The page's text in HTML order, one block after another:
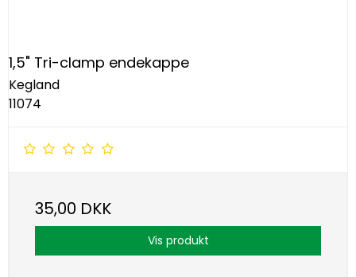
1,5" Tri-clamp endekappe
Kegland
11074
35,00 DKK
Vis produkt